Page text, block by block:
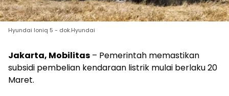
Hyundai Ioniq 5 - dok.Hyundai
Jakarta, Mobilitas – Pemerintah memastikan
subsidi pembelian kendaraan listrik mulai berlaku 20
Maret.